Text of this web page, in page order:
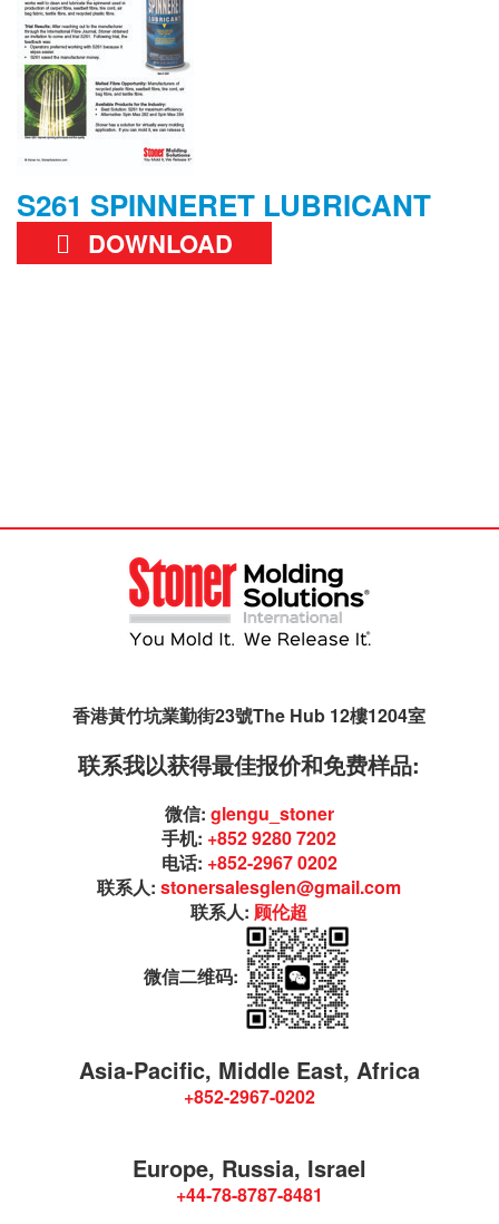
S261 SPINNERET LUBRICANT
DOWNLOAD
香港黃竹坑業勤街23號The Hub 12樓1204室
联系我以获得最佳报价和免费样品:
微信: glengu_stoner
手机: +852 9280 7202
电话: +852-2967 0202
联系人:stonersalesglen@gmail.com
联系人: 顾伦超
微信二维码:
Asia-Pacific, Middle East, Africa
+852-2967-0202
Europe, Russia, Israel
+44-78-8787-8481